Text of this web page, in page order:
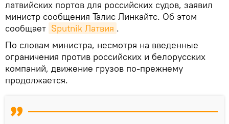
латвийских портов для российских судов, заявил
министр сообщения Талис Линкайтс. Об этом
сообщает Sputnik Латвия .
По словам министра, несмотря на введенные
ограничения против российских и белорусских
компаний, движение грузов по-прежнему
продолжается.